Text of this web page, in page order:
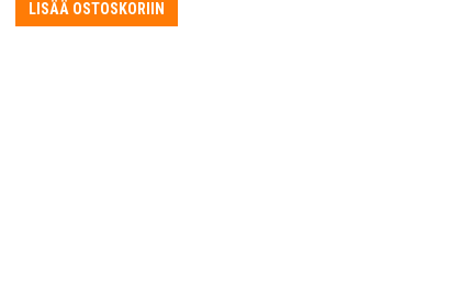
oli:
34,50 €.
on:
32,50 €.
LISÄÄ OSTOSKORIIN